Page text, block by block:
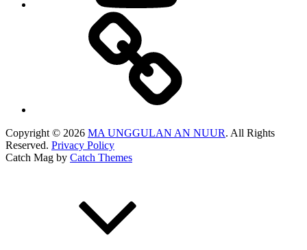
Copyright © 2026 MA UNGGULAN AN NUUR. All Rights
Reserved. Privacy Policy
Catch Mag by Catch Themes